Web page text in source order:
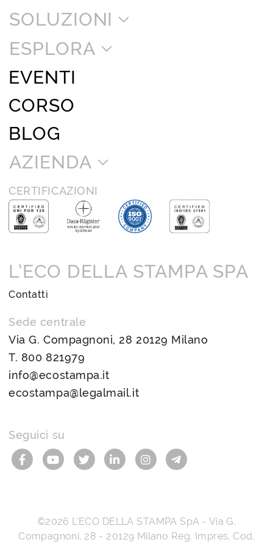
SOLUZIONI
ESPLORA
EVENTI
CORSO
BLOG
AZIENDA
CERTIFICAZIONI
L’ECO DELLA STAMPA SPA
Contatti
Sede centrale
Via G. Compagnoni, 28 20129 Milano
T. 800 821979
info@ecostampa.it
ecostampa@legalmail.it
Seguici su
©2026 L’ECO DELLA STAMPA SpA - Via G.
Compagnoni, 28 - 20129 Milano Reg. Impres, Cod.